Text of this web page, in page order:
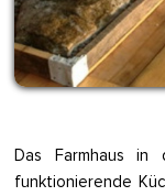
Das Farmhaus
funktionierende